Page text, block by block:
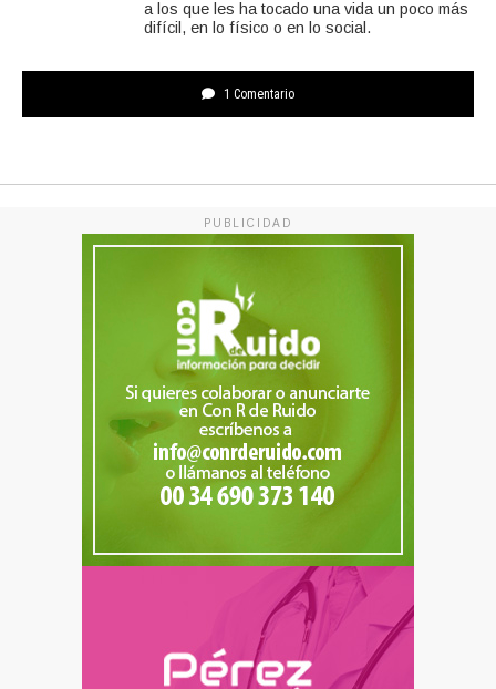
a los que les ha tocado una vida un poco más
difícil, en lo físico o en lo social.
1 Comentario
PUBLICIDAD